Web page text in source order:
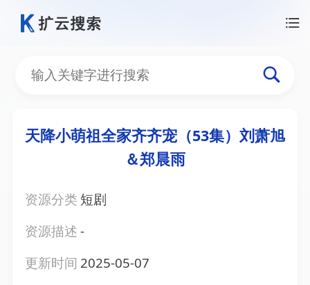
天降小萌祖全家齐齐宠（53集）刘萧旭
＆郑晨雨
资源分类 短剧
资源描述-
更新时间 2025-05-07